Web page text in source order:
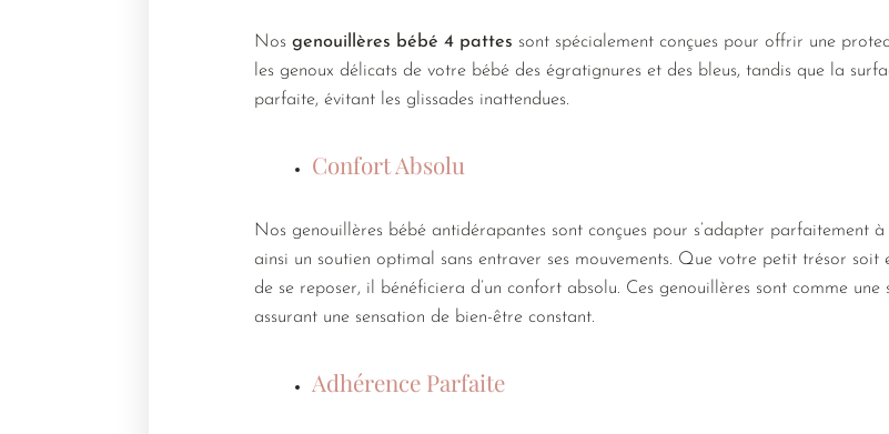
Nosgenouillères bébé 4 pattes sont spécialement conçues pour offrir une
les genoux délicats de votre bébé des égratignures et des bleus, tandis que la
parfaite, évitant les glissades inattendues.
Confort Absolu
Nos genouillères bébé antidérapantes sont conçues pour s’adapter parfaitement
ainsi un soutien optimal sans entraver ses mouvements. Que votre petit trésor
de se reposer, il bénéficiera d’un confort absolu. Ces genouillères sont comme
assurant une sensation de bien-être constant.
Adhérence Parfaite